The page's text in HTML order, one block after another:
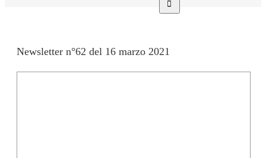
Newsletter n°62 del 16 marzo 2021